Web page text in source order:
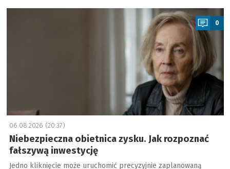
a
0
06.08.2026 (20:37)
Niebezpieczna obietnica zysku. Jak rozpoznać
fałszywą inwestycję
Jedno kliknięcie może uruchomić precyzyjnie zaplanowaną